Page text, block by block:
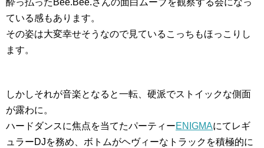
酔っ払ったBee.Bee.さんの面白ムーブを観察する会になっ
ている感もあります。
その姿は大変幸せそうなので見ているこっちもほっこりし
ます。
しかしそれが音楽となると一転、硬派でストイックな側面
が露わに。
ハードダンスに焦点を当てたパーティーENIGMAにてレギ
ュラーDJを務め、ボトムがヘヴィーなトラックを積極的に